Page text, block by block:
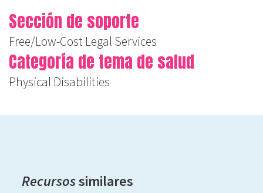
Sección de soporte
Free/Low-Cost Legal Services
Categoría de tema de salud
Physical Disabilities
Recursossimilares